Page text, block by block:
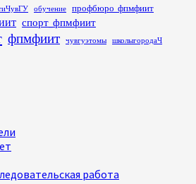
обучение профбюро_фпмфиит
спорт_фпмфиит
фпмфиит чувгуэтомы школыгородаЧ
работа